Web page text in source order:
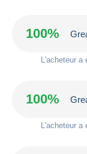
100%
L'acheteur a
100%
L'acheteur a